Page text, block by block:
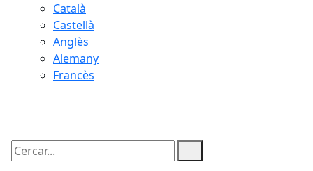
Català
Castellà
Anglès
Alemany
Francès
Cercar: